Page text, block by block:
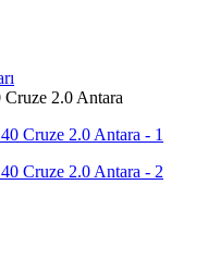
2.0 Antara